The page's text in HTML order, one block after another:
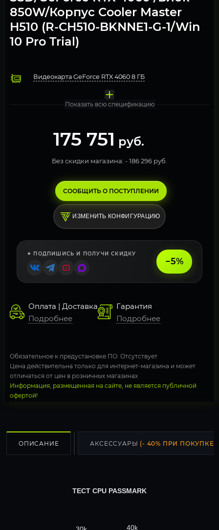
850W/Корпус Cooler Master
H510 (R-CH510-BKNNE1-G-1/Win
10 Pro Trial)
Видеокарта GeForce RTX 4060 8 ГБ
Показать всю спецификацию
175 751 руб.
Без скидки магазина: -186 296 руб.
СООБЩИТЬ О ПОСТУПЛЕНИИ
ИЗМЕНИТЬ КОНФИГУРАЦИЮ
✦ ПОДПИШИСЬ И ПОЛУЧИ СКИДКУ
−5%
Оплата | Доставка
Подробнее
Гарантия
Подробнее
Обязательное к предустановке ПО: Отсутствует
Цена действительна только для интернет-магазина и может
отличаться от цен в розничных магазинах
Информация, размещенная на сайте, не является публичной
офертой!
ОПИСАНИЕ АКСЕССУАРЫ (- 40% ПРИ ПОКУПКЕ
ТЕСТ CPU PASSMARK
40k